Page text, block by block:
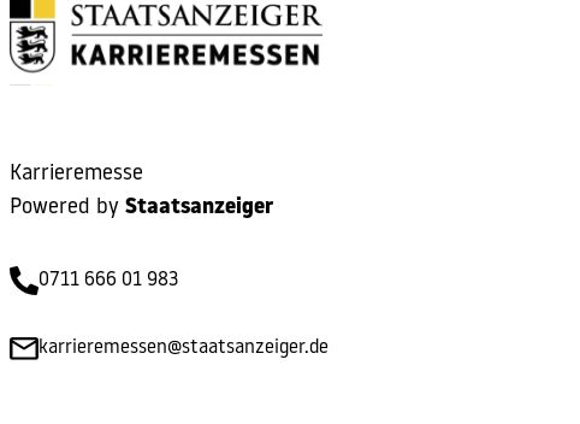
Karrieremesse
Powered by Staatsanzeiger
0711 666 01 983
karrieremessen@staatsanzeiger.de